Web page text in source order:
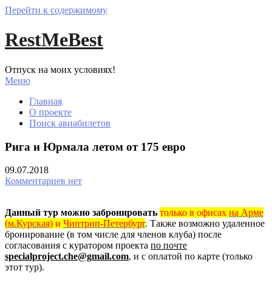
Перейти к содержимому
RestMeBest
Отпуск на моих условиях!
Меню
Главная
О проекте
Поиск авиабилетов
Рига и Юрмала летом от 175 евро
09.07.2018
Комментариев нет
Данный тур можно забронировать только в офисах на Арме
(м.Курская) и Чиптрип-Петербург. Также возможно удаленное
бронирование (в том числе для членов клуба) после
согласования с куратором проекта по почте
specialproject.che@gmail.com, и с оплатой по карте (только
этот тур).